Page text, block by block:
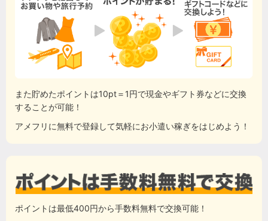
また貯めたポイントは10pt＝1円で現金やギフト券などに交換
することが可能！
アメフリに無料で登録して気軽にお小遣い稼ぎをはじめよう！
ポイントは最低400円から手数料無料で交換可能！